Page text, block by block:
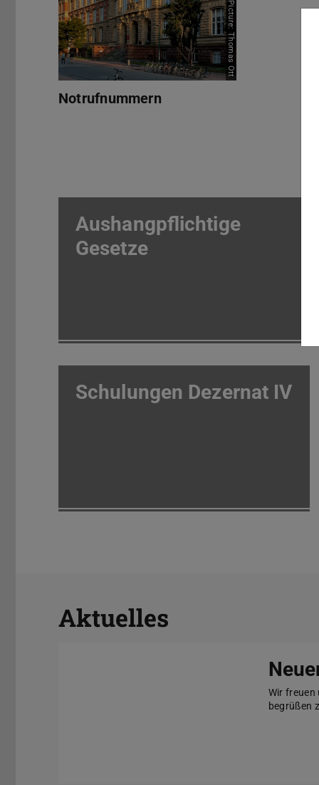
Picture: Thomas Ott
Notrufnummern
Aushangpflichtige
Gesetze
Schulungen Dezernat IV
Aktuelles
Wir freuen
begrüßen